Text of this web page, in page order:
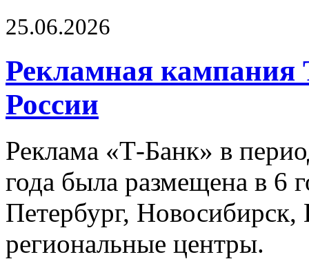
25.06.2026
Рекламная кампания
России
Реклама «Т-Банк» в
года была размещена в 6
Петербург,
региональные центры.